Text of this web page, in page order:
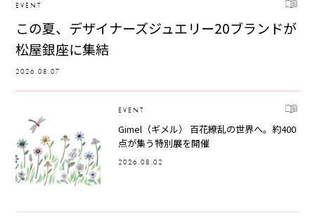
EVENT
この夏、デザイナーズジュエリー20ブランドが
松屋銀座に集結
2026.08.07
EVENT
Gimel（ギメル） 百花繚乱の世界へ。約400
点が集う特別展を開催
2026.08.02